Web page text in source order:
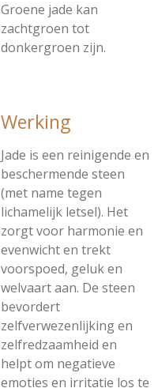
Groene jade kan
zachtgroen tot
donkergroen zijn.
Werking
Jade is een reinigende en
beschermende steen
(met name tegen
lichamelijk letsel). Het
zorgt voor harmonie en
evenwicht en trekt
voorspoed, geluk en
welvaart aan. De steen
bevordert
zelfverwezenlijking en
zelfredzaamheid en
helpt om negatieve
emoties en irritatie los te